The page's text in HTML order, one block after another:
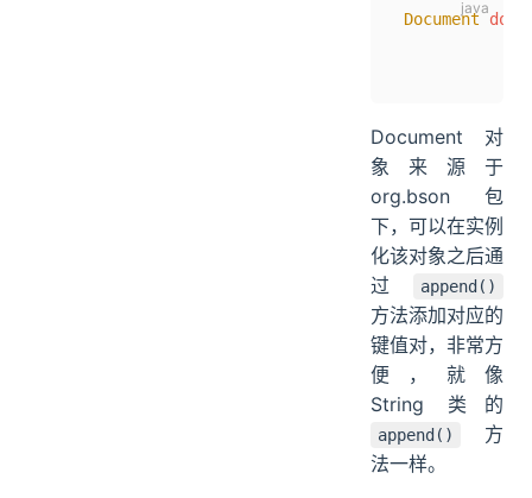
Document doc
Document 对
象来源于
org.bson 包
下，可以在实例
化该对象之后通
过
append()
方法添加对应的
键值对，非常方
便，就像
String 类的
append()
方
法一样。